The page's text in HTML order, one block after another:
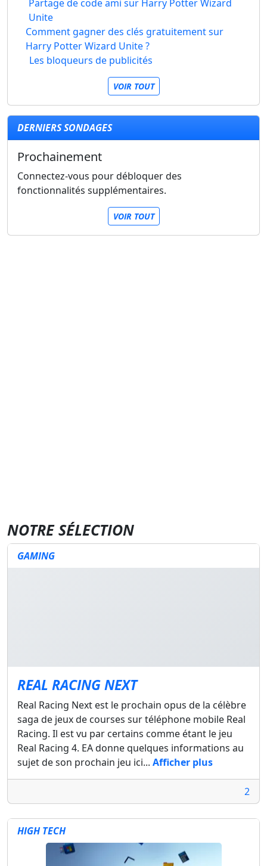
Partage de code ami sur Harry Potter Wizard
Unite
Comment gagner des clés gratuitement sur
Harry Potter Wizard Unite ?
Les bloqueurs de publicités
VOIR TOUT
DERNIERS SONDAGES
Prochainement
Connectez-vous pour débloquer des
fonctionnalités supplémentaires.
VOIR TOUT
NOTRE SÉLECTION
GAMING
REAL RACING NEXT
Real Racing Next est le prochain opus de la célèbre
saga de jeux de courses sur téléphone mobile Real
Racing. Il est vu par certains comme étant le jeu
Real Racing 4. EA donne quelques informations au
sujet de son prochain jeu ici... Afficher plus
2
HIGH TECH